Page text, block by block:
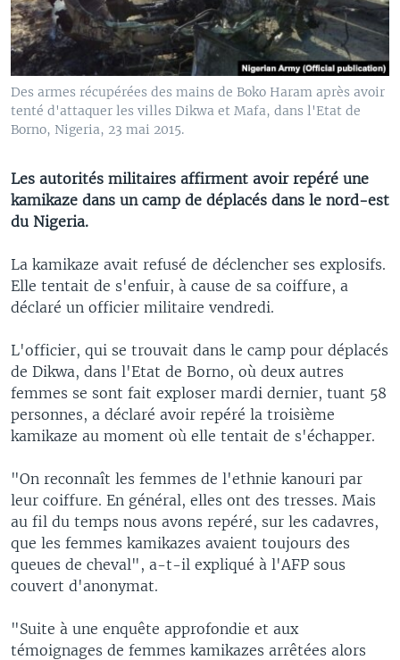
Des armes récupérées des mains de Boko Haram après avoir
tenté d'attaquer les villes Dikwa et Mafa, dans l'Etat de
Borno, Nigeria, 23 mai 2015.
Les autorités militaires affirment avoir repéré une
kamikaze dans un camp de déplacés dans le nord-est
du Nigeria.
La kamikaze avait refusé de déclencher ses explosifs.
Elle tentait de s'enfuir, à cause de sa coiffure, a
déclaré un officier militaire vendredi.
L'officier, qui se trouvait dans le camp pour déplacés
de Dikwa, dans l'Etat de Borno, où deux autres
femmes se sont fait exploser mardi dernier, tuant 58
personnes, a déclaré avoir repéré la troisième
kamikaze au moment où elle tentait de s'échapper.
"On reconnaît les femmes de l'ethnie kanouri par
leur coiffure. En général, elles ont des tresses. Mais
au fil du temps nous avons repéré, sur les cadavres,
que les femmes kamikazes avaient toujours des
queues de cheval", a-t-il expliqué à l'AFP sous
couvert d'anonymat.
"Suite à une enquête approfondie et aux
témoignages de femmes kamikazes arrêtées alors